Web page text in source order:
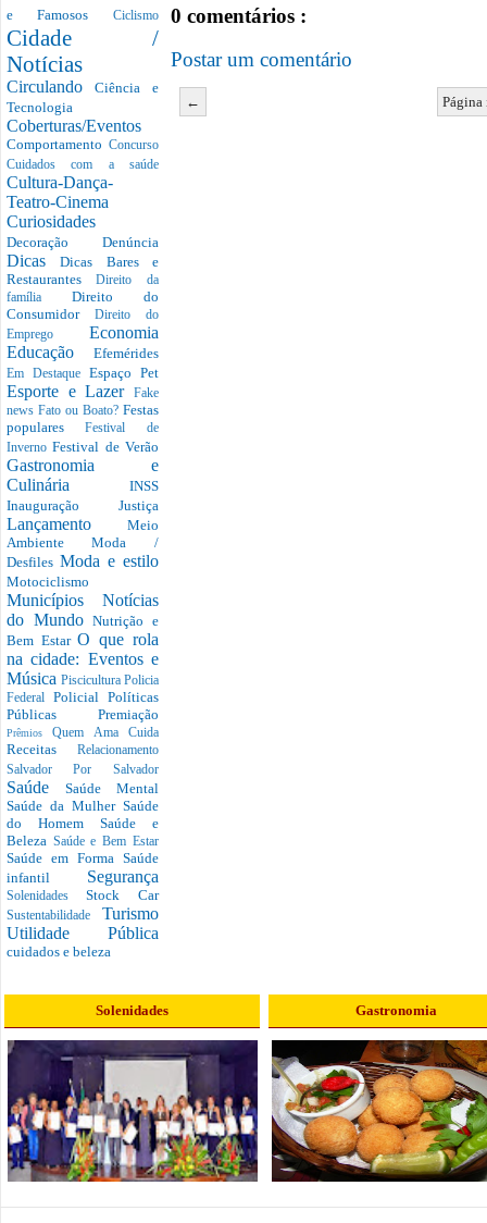
e Famosos Ciclismo
Cidade /
Notícias
CirculandoCiência e
Tecnologia
Coberturas/Eventos
Comportamento Concurso
Cuidados com a saúde
Cultura-Dança-
Teatro-Cinema
Curiosidades
Decoração Denúncia
DicasDicas Bares e
RestaurantesDireito da
família Direito do
Consumidor Direito do
Emprego Economia
Educação Efemérides
Em Destaque Espaço Pet
Esporte e Lazer
Fake
news Fato ou Boato? Festas
popularesFestival de
InvernoFestival de Verão
Gastronomia e
Culinária INSS
Inauguração Justiça
Lançamento Meio
AmbienteModa /
Desfiles Moda e estilo
Motociclismo
Municípios Notícias
do MundoNutrição e
Bem EstarO que rola
na cidade: Eventos e
Música Piscicultura Policia
Federal Policial Políticas
Públicas Premiação
PrêmiosQuem Ama Cuida
Receitas Relacionamento
Salvador Por Salvador
Saúde Saúde Mental
Saúde da Mulher Saúde
do Homem Saúde e
Beleza Saúde e Bem Estar
Saúde em Forma Saúde
infantil Segurança
SolenidadesStock Car
Sustentabilidade Turismo
Utilidade Pública
cuidados e beleza
0 comentários :
Postar um comentário
←
Solenidades Gastronomia